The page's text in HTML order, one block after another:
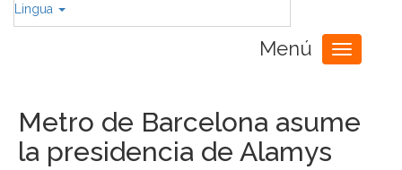
Lingua
Menú
Toggle
navigation
Metro de Barcelona asume
la presidencia de Alamys